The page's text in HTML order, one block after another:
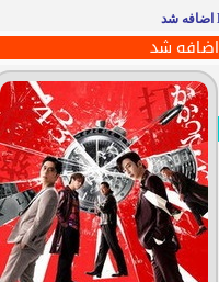
شد